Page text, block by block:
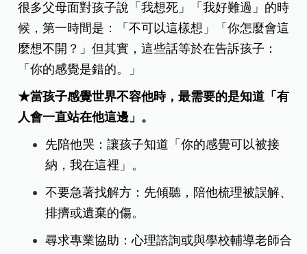
很多父母面對孩子說「我想死」「我好難過」的時
候，第一時間是：「不可以這樣想」「你怎麼會這
麼想不開？」但其實，這些話等於在告訴孩子：
「你的感覺是錯的。」
★當孩子感覺世界不容他時，最需要的是知道「有
人會一直站在他這邊」。
先陪他哭：讓孩子知道「你的感覺可以被接
納，我在這裡」。
不要急著找解方：先傾聽，陪他梳理被誤解、
排擠或遺棄的傷。
尋求專業協助：心理諮詢或與學校輔導老師合